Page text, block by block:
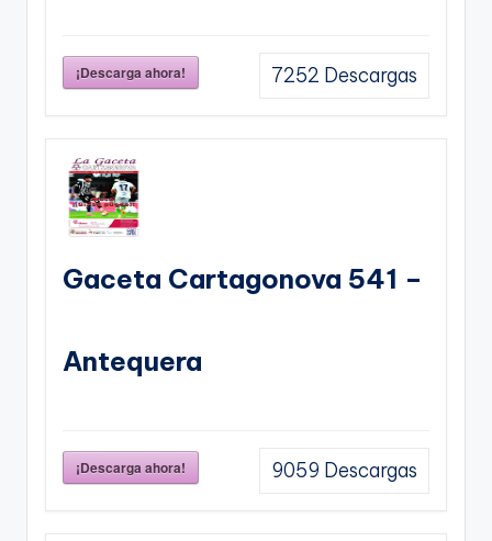
¡Descarga ahora! 7252 Descargas
Gaceta Cartagonova 541 –
Antequera
¡Descarga ahora! 9059 Descargas